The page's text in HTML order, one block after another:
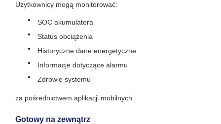
Użytkownicy mogą monitorować:
SOC akumulatora
Status obciążenia
Historyczne dane energetyczne
Informacje dotyczące alarmu
Zdrowie systemu
za pośrednictwem aplikacji mobilnych.
Gotowy na zewnątrz